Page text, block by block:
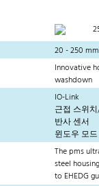
20 - 250 mm
Innovative
washdown
IO-Link
근접 스위
반사 센서
윈도우 모드
The pms
steel
to EHEDG